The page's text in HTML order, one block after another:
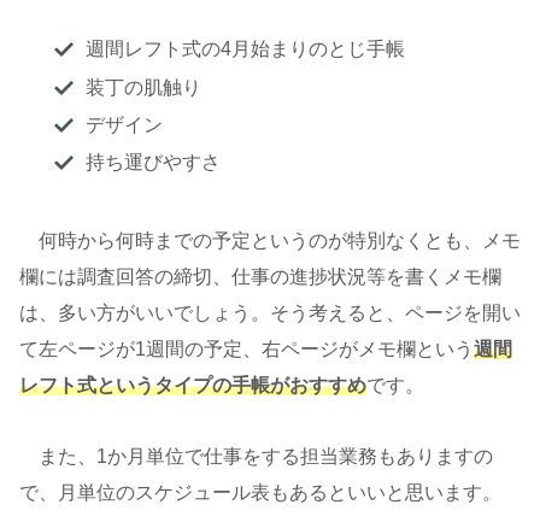
週間レフト式の4月始まりのとじ手帳
装丁の肌触り
デザイン
持ち運びやすさ
何時から何時までの予定というのが特別なくとも、メモ
欄には調査回答の締切、仕事の進捗状況等を書くメモ欄
は、多い方がいいでしょう。そう考えると、ページを開い
て左ページが1週間の予定、右ページがメモ欄という 週間
レフト式というタイプの手帳がおすすめです。
また、1か月単位で仕事をする担当業務もありますの
で、月単位のスケジュール表もあるといいと思います。